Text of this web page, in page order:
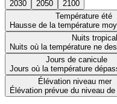
2030 2050
2100
Température été
Hausse de la température
Nuits
Nuits où la température ne
Jours de canicule
Jours où la température
Élévation niveau mer
Élévation prévue du niveau